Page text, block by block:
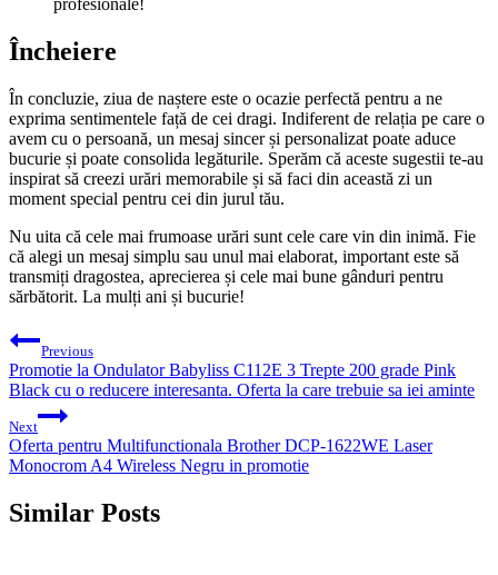
profesionale!
Încheiere
În concluzie, ziua de naștere este o ocazie perfectă pentru a ne
exprima sentimentele față de cei dragi. Indiferent de relația pe care o
avem cu o persoană, un mesaj sincer și personalizat poate aduce
bucurie și poate consolida legăturile. Sperăm că aceste sugestii te-au
inspirat să creezi urări memorabile și să faci din această zi un
moment special pentru cei din jurul tău.
Nu uita că cele mai frumoase urări sunt cele care vin din inimă. Fie
că alegi un mesaj simplu sau unul mai elaborat, important este să
transmiți dragostea, aprecierea și cele mai bune gânduri pentru
sărbătorit. La mulți ani și bucurie!
Post
navigation
Previous
Promotie la Ondulator Babyliss C112E 3 Trepte 200 grade Pink
Black cu o reducere interesanta. Oferta la care trebuie sa iei aminte
Next
Oferta pentru Multifunctionala Brother DCP-1622WE Laser
Monocrom A4 Wireless Negru in promotie
Similar Posts